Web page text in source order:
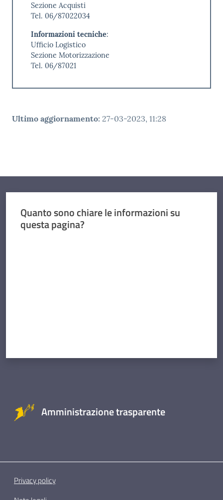
Sezione Acquisti
Tel. 06/87022034
Informazioni tecniche:
Ufficio Logistico
Sezione Motorizzazione
Tel. 06/87021
Ultimo aggiornamento: 27-03-2023, 11:28
Quanto sono chiare le informazioni su
questa pagina?
Amministrazione trasparente
Privacy policy